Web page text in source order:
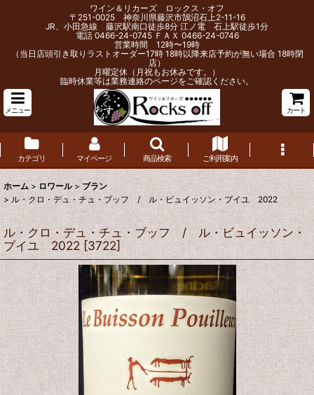
ワイン＆リカーズ ロックス・オフ
〒251-0025 神奈川県藤沢市鵠沼石上2-11-16
JR、小田急線 藤沢駅南口徒歩8分 江ノ電 石上駅徒歩1分
電話 0466-24-0745 ＦＡＸ 0466-24-0746
営業時間 12時〜19時
（当日店頭引き取りラストオーダー17時 18時以降来店予約が無い場合 18時閉
店）
月曜定休（月祝もお休みです。）
臨時休業等は業務連絡のページをご確認ください。
メニュー カート
カテゴリ マイページ 商品検索 ご利用案内
ホーム > ロワール > ブラン
> ル・クロ・デュ・チュ・ブッフ / ル・ビュイッソン・プイユ 2022
ル・クロ・デュ・チュ・ブッフ / ル・ビュイッソン・
プイユ 2022 [3722]